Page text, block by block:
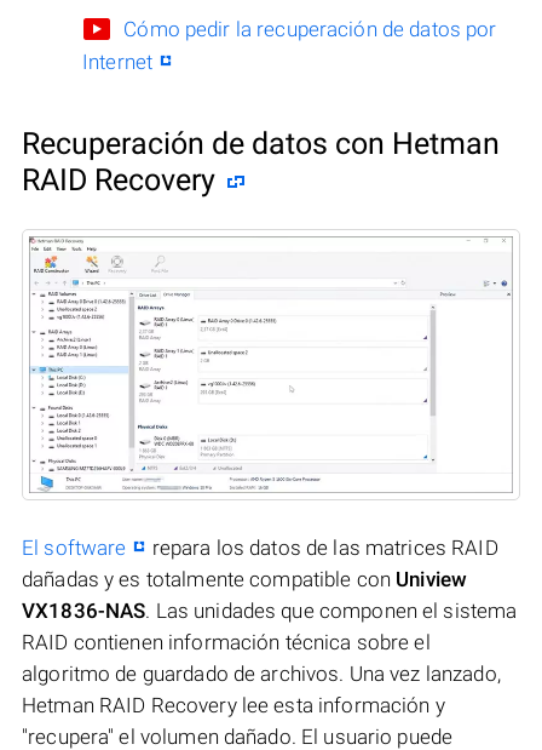
Cómo pedir la recuperación de datos por
Internet
Recuperación de datos con Hetman
RAID Recovery
El software
repara los datos de las matrices RAID
dañadas y es totalmente compatible con Uniview
VX1836-NAS. Las unidades que componen el sistema
RAID contienen información técnica sobre el
algoritmo de guardado de archivos. Una vez lanzado,
Hetman RAID Recovery lee esta información y
"recupera" el volumen dañado. El usuario puede